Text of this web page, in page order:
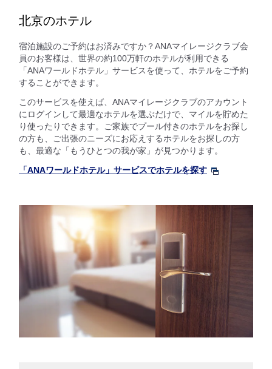
北京のホテル
宿泊施設のご予約はお済みですか？ANAマイレージクラブ会
員のお客様は、世界の約100万軒のホテルが利用できる
「ANAワールドホテル」サービスを使って、ホテルをご予約
することができます。
このサービスを使えば、ANAマイレージクラブのアカウント
にログインして最適なホテルを選ぶだけで、マイルを貯めた
り使ったりできます。ご家族でプール付きのホテルをお探し
の方も、ご出張のニーズにお応えするホテルをお探しの方
も、最適な「もうひとつの我が家」が見つかります。
「ANAワールドホテル」サービスでホテルを探す